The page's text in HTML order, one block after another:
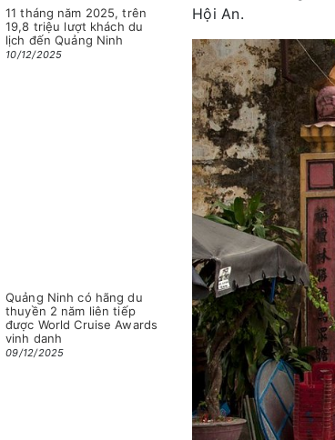
11 tháng năm 2025, trên
19,8 triệu lượt khách du
lịch đến Quảng Ninh
10/12/2025
Quảng Ninh có hãng du
thuyền 2 năm liên tiếp
được World Cruise Awards
vinh danh
09/12/2025
Hội An.